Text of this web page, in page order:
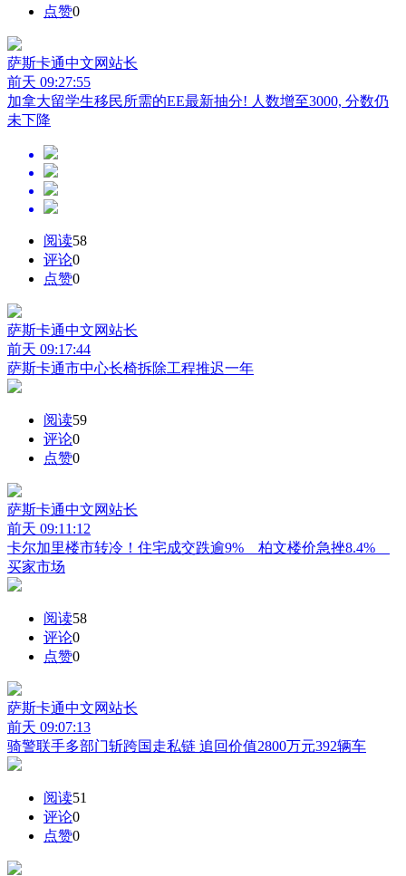
点赞0
萨斯卡通中文网站长
前天 09:27:55
加拿大留学生移民所需的EE最新抽分! 人数增至3000, 分数仍
未下降
阅读58
评论0
点赞0
萨斯卡通中文网站长
前天 09:17:44
萨斯卡通市中心长椅拆除工程推迟一年
阅读59
评论0
点赞0
萨斯卡通中文网站长
前天 09:11:12
卡尔加里楼市转冷！住宅成交跌逾9% 柏文楼价急挫8.4%
买家市场
阅读58
评论0
点赞0
萨斯卡通中文网站长
前天 09:07:13
骑警联手多部门斩跨国走私链 追回价值2800万元392辆车
阅读51
评论0
点赞0